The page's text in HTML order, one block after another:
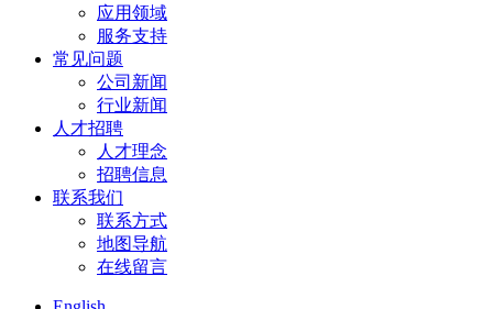
应用领域
服务支持
常见问题
公司新闻
行业新闻
人才招聘
人才理念
招聘信息
联系我们
联系方式
地图导航
在线留言